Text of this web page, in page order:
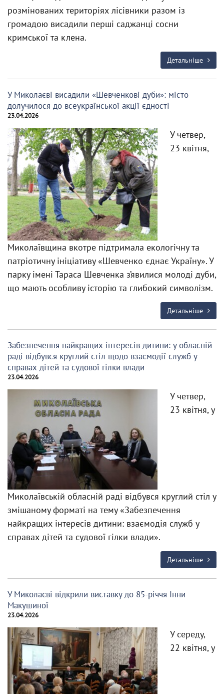
розмінованих територіях лісівники разом із
громадою висадили перші саджанці сосни
кримської та клена.
Детальніше
У Миколаєві висадили «Шевченкові дуби»: місто
долучилося до всеукраїнської акції єдності
23.04.2026
У четвер,
23 квітня,
Миколаївщина вкотре підтримала екологічну та
патріотичну ініціативу «Шевченко єднає Україну». У
парку імені Тараса Шевченка з’явилися молоді дуби,
що мають особливу історію та глибокий символізм.
Детальніше
Забезпечення найкращих інтересів дитини: у обласній
раді відбувся круглий стіл щодо взаємодії служб у
справах дітей та судової гілки влади
23.04.2026
У четвер,
23 квітня, у
Миколаївській обласній раді відбувся круглий стіл у
змішаному форматі на тему «Забезпечення
найкращих інтересів дитини: взаємодія служб у
справах дітей та судової гілки влади».
Детальніше
У Миколаєві відкрили виставку до 85-річчя Інни
Макушиної
23.04.2026
У середу,
22 квітня, у